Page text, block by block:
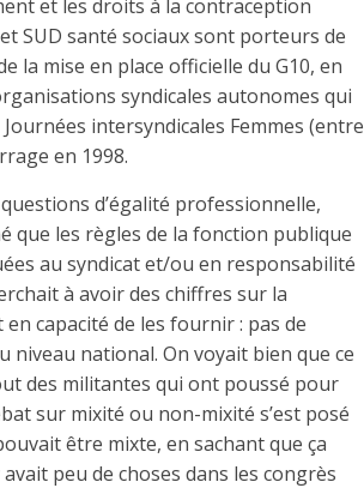
et les droits à la contraception
SUD santé sociaux sont porteurs de
la mise en place officielle du G10, en
syndicales autonomes qui
intersyndicales Femmes (entre
en 1998.
d’égalité professionnelle,
que les règles de la fonction publique
au syndicat et/ou en responsabilité
à avoir des chiffres sur la
capacité de les fournir : pas de
niveau national. On voyait bien que ce
des militantes qui ont poussé pour
sur mixité ou non-mixité s’est posé
être mixte, en sachant que ça
peu de choses dans les congrès